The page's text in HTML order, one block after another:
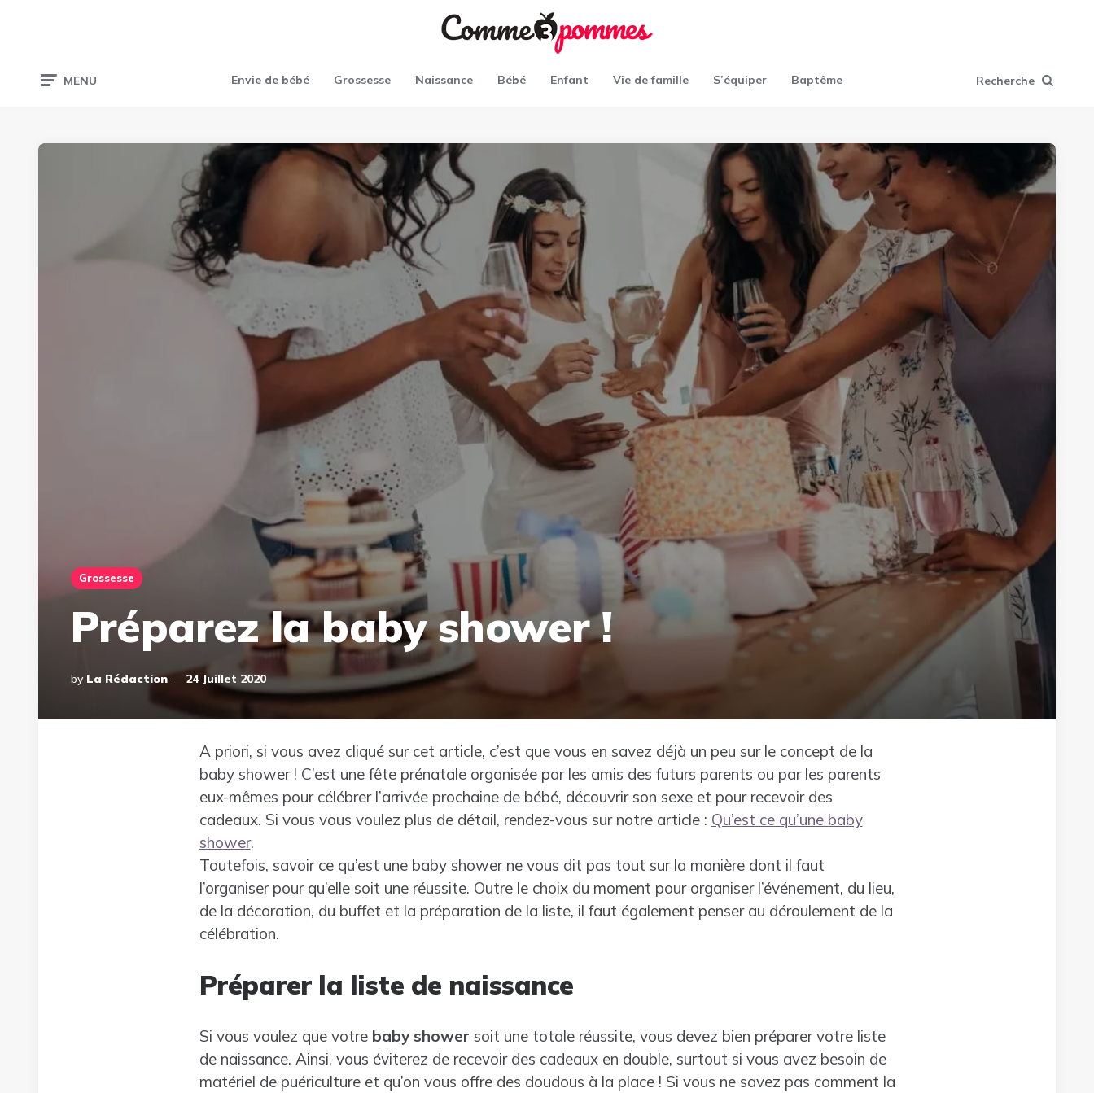
MENU Envie de bébé Grossesse Naissance Bébé Enfant Vie de famille S’équiper Baptême Recherche
Grossesse
Préparez la baby shower !
Posted
By La Rédaction 24 Juillet 2020
A priori, si vous avez cliqué sur cet article, c’est que vous en savez déjà un peu sur le concept de la
baby shower ! C’est une fête prénatale organisée par les amis des futurs parents ou par les parents
eux-mêmes pour célébrer l’arrivée prochaine de bébé, découvrir son sexe et pour recevoir des
cadeaux. Si vous vous voulez plus de détail, rendez-vous sur notre article : Qu’est ce qu’une baby
shower.
Toutefois, savoir ce qu’est une baby shower ne vous dit pas tout sur la manière dont il faut
l’organiser pour qu’elle soit une réussite. Outre le choix du moment pour organiser l’événement, du lieu,
de la décoration, du buffet et la préparation de la liste, il faut également penser au déroulement de la
célébration.
Préparer la liste de naissance
Si vous voulez que votre baby shower soit une totale réussite, vous devez bien préparer votre liste
de naissance. Ainsi, vous éviterez de recevoir des cadeaux en double, surtout si vous avez besoin de
matériel de puériculture et qu’on vous offre des doudous à la place ! Si vous ne savez pas comment la